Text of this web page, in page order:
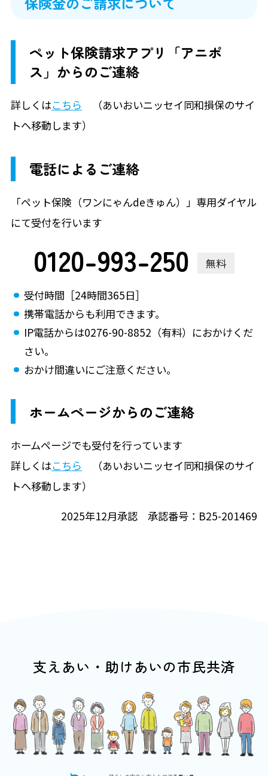
ペット保険請求アプリ「アニポ
ス」からのご連絡
詳しくはこちら （あいおいニッセイ同和損保のサイ
トへ移動します）
電話によるご連絡
「ペット保険（ワンにゃんdeきゅん）」専用ダイヤル
にて受付を行います
0120-993-250 無料
受付時間［24時間365日］
携帯電話からも利用できます。
IP電話からは0276-90-8852（有料）におかけくだ
さい。
おかけ間違いにご注意ください。
ホームページからのご連絡
ホームページでも受付を行っています
詳しくはこちら （あいおいニッセイ同和損保のサイ
トへ移動します）
2025年12月承認 承認番号：B25-201469
支えあい・助けあいの市民共済